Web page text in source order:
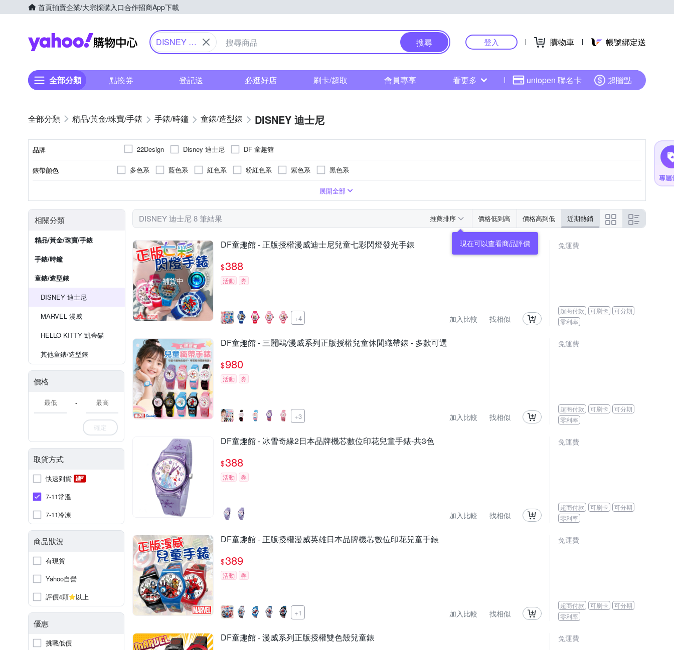
首頁拍賣企業/大宗採購入口合作招商App下載
Yahoo購物中心
DISNEY 迪
搜尋 登入 購物車 帳號綁定送
全部分類 點換券 登記送 必逛好店 刷卡/超取 會員專享 看更多 uniopen 聯名卡 超贈點
精品/黃金/珠寶/手錶 手錶/時鐘 童錶/造型錶 DISNEY 迪士尼
品牌 22Design Disney 迪士尼 DF 童趣館
錶帶顏色 多色系 藍色系 紅色系 粉紅色系 紫色系 黑色系
灰色系
展開全部
相關分類
精品/黃金/珠寶/手錶
手錶/時鐘
童錶/造型錶
DISNEY 迪士尼
MARVEL 漫威
HELLO KITTY 凱蒂貓
其他童錶/造型錶
價格
-
確定
取貨方式
快速到貨
7-11常溫
7-11冷凍
商品狀況
有現貨
Yahoo自營
評價4顆
以上
優惠
挑戰低價
DISNEY 迪士尼 8 筆結果 推薦排序 價格低到高 價格高到低 近期熱銷
現在可以查看商品評價
補貨中
DF童趣館 - 正版授權漫威迪士尼兒童七彩閃燈發光手錶
$388
活動 券
+4 加入比較 找相似
免運費
超商付款 可刷卡
可分期
零利率
DF童趣館 - 三麗鷗/漫威系列正版授權兒童休閒織帶錶 - 多款可選
$980
活動 券
+3 加入比較 找相似
免運費
超商付款 可刷卡
可分期
零利率
DF童趣館 - 冰雪奇緣2日本品牌機芯數位印花兒童手錶-共3色
$388
活動 券
加入比較 找相似
免運費
超商付款 可刷卡
可分期
零利率
DF童趣館 - 正版授權漫威英雄日本品牌機芯數位印花兒童手錶
$389
活動 券
+1 加入比較 找相似
免運費
超商付款 可刷卡
可分期
零利率
DF童趣館 - 漫威系列正版授權雙色殼兒童錶 免運費